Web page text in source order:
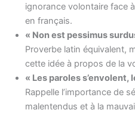
ignorance volontaire face
en français.
« Non est pessimus
Proverbe latin équivalent,
cette idée à propos de la
« Les paroles
Rappelle l’importance de
malentendus et à la